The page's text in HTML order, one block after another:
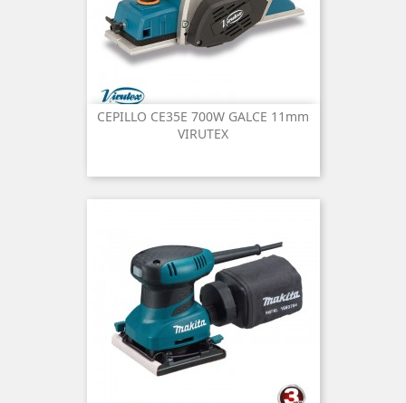
CEPILLO CE35E 700W GALCE 11mm
VIRUTEX